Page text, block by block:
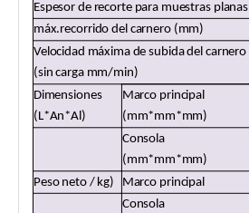
Espesor de recorte para muestras planas
máx.recorrido del carnero (mm)
Velocidad máxima de subida del carnero
(sin carga mm/min)
Dimensiones
(L*An*Al)
Marco principal
(mm*mm*mm)
Consola
(mm*mm*mm)
Peso neto / kg) Marco principal
Consola